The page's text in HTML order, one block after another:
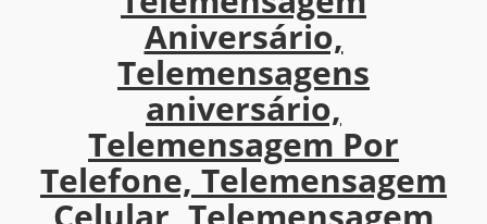
Aniversário,
Telemensagens
aniversário,
Telemensagem Por
Telefone, Telemensagem